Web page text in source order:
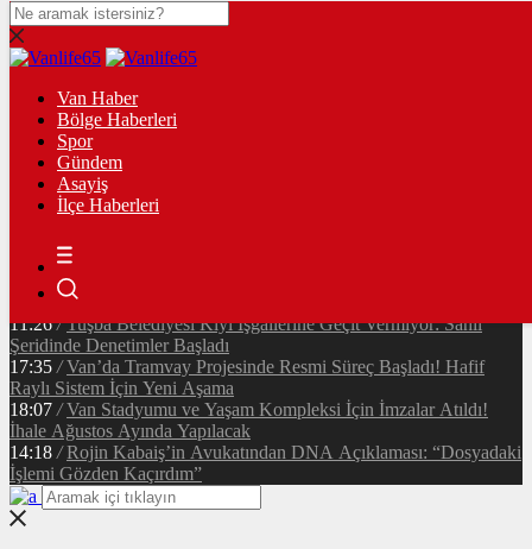
Van Haber
Bölge Haberleri
Spor
Gündem
Asayiş
İlçe Haberleri
09:41 / Van Sahil Yolu’nda İskele Kavşağı Tamamlandı: Trafik
Rahatlayacak
/ Vanspor-Kayserispor Maçı Hangi Kanalda? Canlı Yayın
Bilgileri
/ Rojda Van’da Sahne Alacak! Edremit’te Ücretsiz Konser
İçin Geri Sayım Başladı
/ Van Cumhuriyet Caddesi’nde Korkutan Yangın: Çatıda
Mahsur Kalan 2 Kişi Kurtarıldı
Pasajı Üstündeki Binada Alevler Yükseldi
/ Vanspor’dan Yönetim İddialarına Resmi Yanıt:
“Görevimizin Başındayız”
11:26 / Tuşba Belediyesi Kıyı İşgallerine Geçit Vermiyor: Sahil
Şeridinde Denetimler Başladı
17:35 / Van’da Tramvay Projesinde Resmi Süreç Başladı! Hafif
Raylı Sistem İçin Yeni Aşama
18:07 / Van Stadyumu ve Yaşam Kompleksi İçin İmzalar Atıldı!
İhale Ağustos Ayında Yapılacak
14:18 / Rojin Kabaiş’in Avukatından DNA Açıklaması: “Dosyadaki
İşlemi Gözden Kaçırdım”